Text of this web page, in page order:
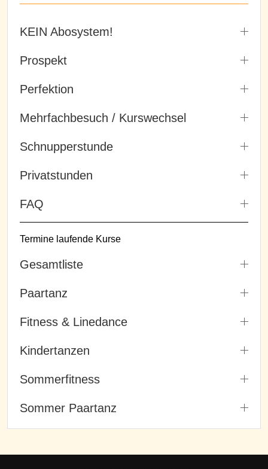
KEIN Abosystem!
Prospekt
Perfektion
Mehrfachbesuch / Kurswechsel
Schnupperstunde
Privatstunden
FAQ
Termine laufende Kurse
Gesamtliste
Paartanz
Fitness & Linedance
Kindertanzen
Sommerfitness
Sommer Paartanz